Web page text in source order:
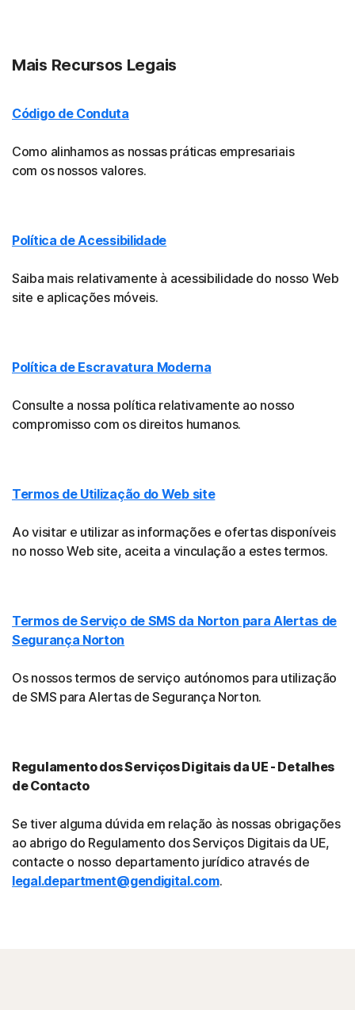
Mais Recursos Legais
Código de Conduta
Como alinhamos as nossas práticas empresariais
com os nossos valores.
Política de Acessibilidade
Saiba mais relativamente à acessibilidade do nosso Web
site e aplicações móveis.
Política de Escravatura Moderna
Consulte a nossa política relativamente ao nosso
compromisso com os direitos humanos.
Termos de Utilização do Web site
Ao visitar e utilizar as informações e ofertas disponíveis
no nosso Web site, aceita a vinculação a estes termos.
Termos de Serviço de SMS da Norton para Alertas de
Segurança Norton
Os nossos termos de serviço autónomos para utilização
de SMS para Alertas de Segurança Norton.
Regulamento dos Serviços Digitais da UE - Detalhes
de Contacto
Se tiver alguma dúvida em relação às nossas obrigações
ao abrigo do Regulamento dos Serviços Digitais da UE,
contacte o nosso departamento jurídico através de
legal.department@gendigital.com.